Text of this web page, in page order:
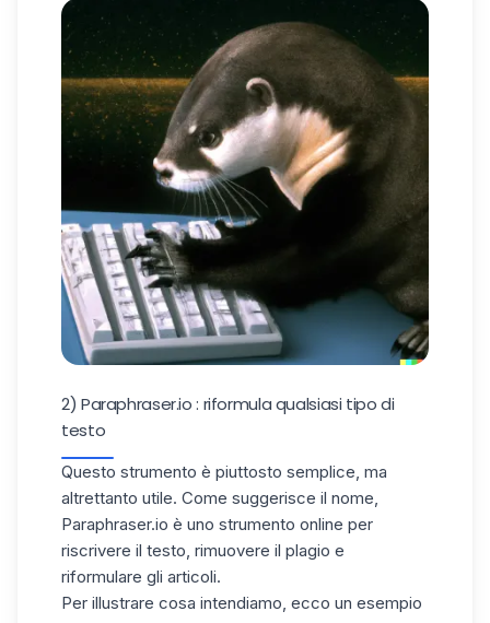
2) Paraphraser.io : riformula qualsiasi tipo di
testo
Questo strumento è piuttosto semplice, ma
altrettanto utile. Come suggerisce il nome,
Paraphraser.io è uno strumento online per
riscrivere il testo, rimuovere il plagio e
riformulare gli articoli.
Per illustrare cosa intendiamo, ecco un esempio